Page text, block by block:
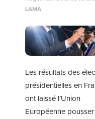
LAMA
Les résultats des
présidentielles en
ont laissé l’Union
Européenne